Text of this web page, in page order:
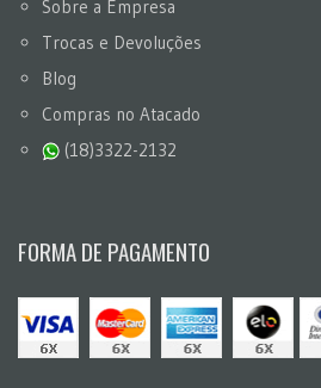
Sobre a Empresa
Trocas e Devoluções
Blog
Compras no Atacado
(18)3322-2132
FORMA DE PAGAMENTO